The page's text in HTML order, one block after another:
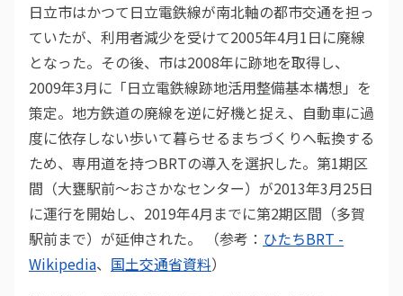
日立市はかつて日立電鉄線が南北軸の都市交通を担っ
ていたが、利用者減少を受けて2005年4月1日に廃線
となった。その後、市は2008年に跡地を取得し、
2009年3月に「日立電鉄線跡地活用整備基本構想」を
策定。地方鉄道の廃線を逆に好機と捉え、自動車に過
度に依存しない歩いて暮らせるまちづくりへ転換する
ため、専用道を持つBRTの導入を選択した。第1期区
間（大甕駅前〜おさかなセンター）が2013年3月25日
に運行を開始し、2019年4月までに第2期区間（多賀
駅前まで）が延伸された。 （参考： ひたちBRT -
Wikipedia、 国土交通省資料）